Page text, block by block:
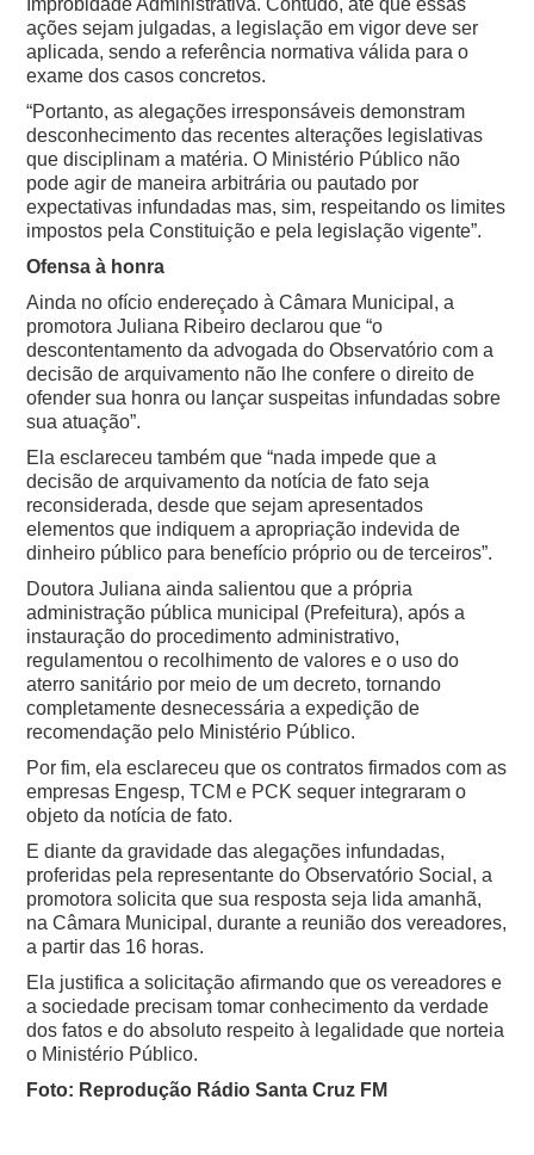
Improbidade Administrativa. Contudo, até que essas
ações sejam julgadas, a legislação em vigor deve ser
aplicada, sendo a referência normativa válida para o
exame dos casos concretos.
“Portanto, as alegações irresponsáveis demonstram
desconhecimento das recentes alterações legislativas
que disciplinam a matéria. O Ministério Público não
pode agir de maneira arbitrária ou pautado por
expectativas infundadas mas, sim, respeitando os limites
impostos pela Constituição e pela legislação vigente”.
Ofensa à honra
Ainda no ofício endereçado à Câmara Municipal, a
promotora Juliana Ribeiro declarou que “o
descontentamento da advogada do Observatório com a
decisão de arquivamento não lhe confere o direito de
ofender sua honra ou lançar suspeitas infundadas sobre
sua atuação”.
Ela esclareceu também que “nada impede que a
decisão de arquivamento da notícia de fato seja
reconsiderada, desde que sejam apresentados
elementos que indiquem a apropriação indevida de
dinheiro público para benefício próprio ou de terceiros”.
Doutora Juliana ainda salientou que a própria
administração pública municipal (Prefeitura), após a
instauração do procedimento administrativo,
regulamentou o recolhimento de valores e o uso do
aterro sanitário por meio de um decreto, tornando
completamente desnecessária a expedição de
recomendação pelo Ministério Público.
Por fim, ela esclareceu que os contratos firmados com as
empresas Engesp, TCM e PCK sequer integraram o
objeto da notícia de fato.
E diante da gravidade das alegações infundadas,
proferidas pela representante do Observatório Social, a
promotora solicita que sua resposta seja lida amanhã,
na Câmara Municipal, durante a reunião dos vereadores,
a partir das 16 horas.
Ela justifica a solicitação afirmando que os vereadores e
a sociedade precisam tomar conhecimento da verdade
dos fatos e do absoluto respeito à legalidade que norteia
o Ministério Público.
Foto: Reprodução Rádio Santa Cruz FM